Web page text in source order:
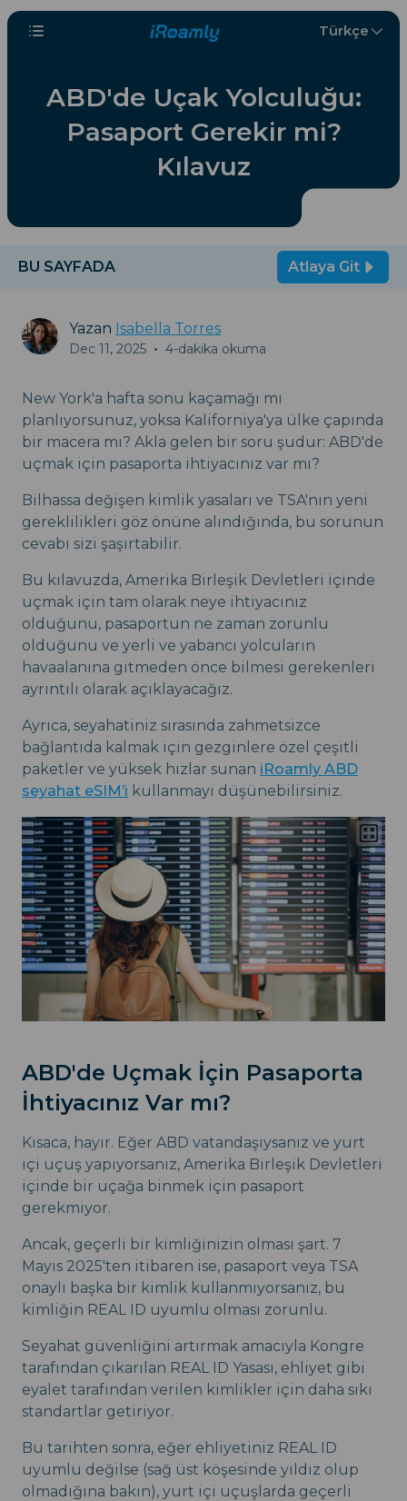
Türkçe
ABD'de Uçak Yolculuğu:
Pasaport Gerekir mi?
Kılavuz
BU SAYFADA Atlaya Git
Yazan Isabella Torres
Dec 11, 2025 • 4-dakika okuma
New York'a hafta sonu kaçamağı mı
planlıyorsunuz, yoksa Kaliforniya'ya ülke çapında
bir macera mı? Akla gelen bir soru şudur: ABD'de
uçmak için pasaporta ihtiyacınız var mı?
Bilhassa değişen kimlik yasaları ve TSA'nın yeni
gereklilikleri göz önüne alındığında, bu sorunun
cevabı sizi şaşırtabilir.
Bu kılavuzda, Amerika Birleşik Devletleri içinde
uçmak için tam olarak neye ihtiyacınız
olduğunu, pasaportun ne zaman zorunlu
olduğunu ve yerli ve yabancı yolcuların
havaalanına gitmeden önce bilmesi gerekenleri
ayrıntılı olarak açıklayacağız.
Ayrıca, seyahatiniz sırasında zahmetsizce
bağlantıda kalmak için gezginlere özel çeşitli
paketler ve yüksek hızlar sunan iRoamly ABD
seyahat eSIM’i kullanmayı düşünebilirsiniz.
ABD'de Uçmak İçin Pasaporta
İhtiyacınız Var mı?
Kısaca, hayır. Eğer ABD vatandaşıysanız ve yurt
içi uçuş yapıyorsanız, Amerika Birleşik Devletleri
içinde bir uçağa binmek için pasaport
gerekmiyor.
Ancak, geçerli bir kimliğinizin olması şart. 7
Mayıs 2025'ten itibaren ise, pasaport veya TSA
onaylı başka bir kimlik kullanmıyorsanız, bu
kimliğin REAL ID uyumlu olması zorunlu.
Seyahat güvenliğini artırmak amacıyla Kongre
tarafından çıkarılan REAL ID Yasası, ehliyet gibi
eyalet tarafından verilen kimlikler için daha sıkı
standartlar getiriyor.
Bu tarihten sonra, eğer ehliyetiniz REAL ID
uyumlu değilse (sağ üst köşesinde yıldız olup
olmadığına bakın), yurt içi uçuşlarda geçerli